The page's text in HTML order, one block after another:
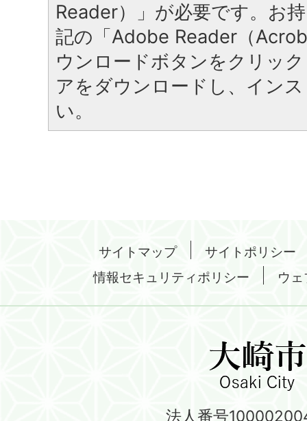
Reader）」が必要です。お
記の「Adobe Reader（
ウンロードボタンをクリッ
アをダウンロードし、イン
い。
サイトマップ
サイトポリシー
情報セキュリティポリシー
ウ
法人番号